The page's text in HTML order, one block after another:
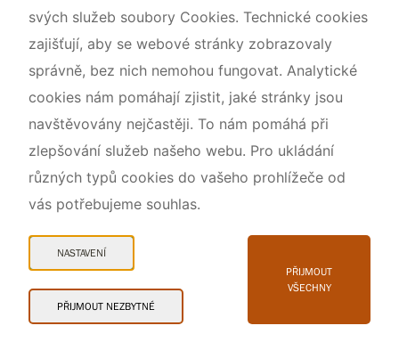
Snadné čtení
© 2026 AOPK ČR
svých služeb soubory Cookies. Technické cookies
zajišťují, aby se webové stránky zobrazovaly
správně, bez nich nemohou fungovat. Analytické
cookies nám pomáhají zjistit, jaké stránky jsou
navštěvovány nejčastěji. To nám pomáhá při
zlepšování služeb našeho webu. Pro ukládání
různých typů cookies do vašeho prohlížeče od
vás potřebujeme souhlas.
NASTAVENÍ
PŘIJMOUT NEZBYTNÉ
PŘIJMOUT
VŠECHNY